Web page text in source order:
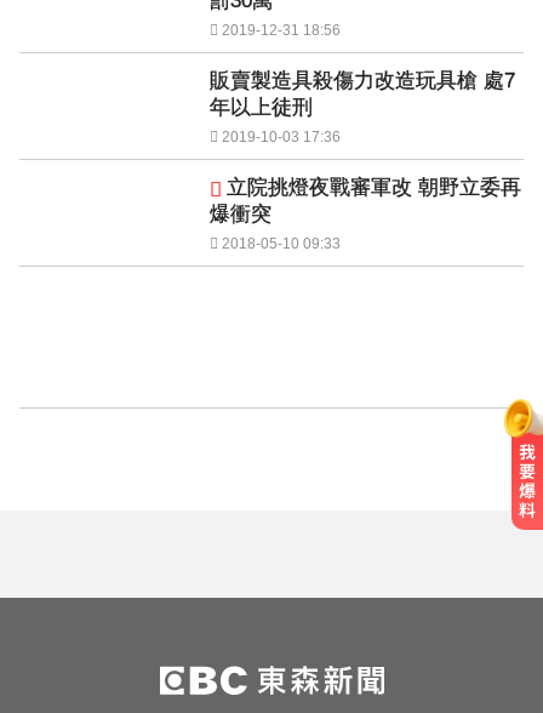
2019-12-31 18:56
販賣製造具殺傷力改造玩具槍 處7
年以上徒刑
2019-10-03 17:36
立院挑燈夜戰審軍改 朝野立委再
爆衝突
2018-05-10 09:33